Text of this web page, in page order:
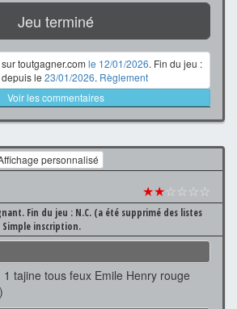
Jeu terminé
toutgagner.com le 12/01/2026. Fin du jeu :
le 23/01/2026. Règlement
Voir les commentaires
personnalisé
★★☆☆☆☆
Fin du jeu : N.C. (a été supprimé des listes
Simple inscription.
1 tajine tous feux Emile Henry rouge